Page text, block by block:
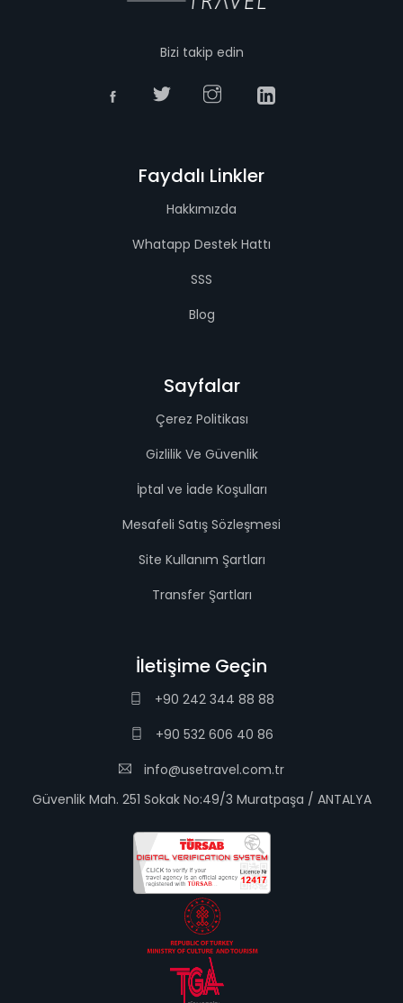
Bizi takip edin
Faydalı Linkler
Hakkımızda
Whatapp Destek Hattı
SSS
Blog
Sayfalar
Çerez Politikası
Gizlilik Ve Güvenlik
İptal ve İade Koşulları
Mesafeli Satış Sözleşmesi
Site Kullanım Şartları
Transfer Şartları
İletişime Geçin
+90 242 344 88 88
+90 532 606 40 86
info@usetravel.com.tr
Güvenlik Mah. 251 Sokak No:49/3 Muratpaşa / ANTALYA